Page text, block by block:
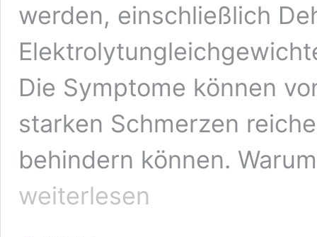
werden, einschließlich
Die Symptome können
starken Schmerzen
behindern können.
weiterlesen